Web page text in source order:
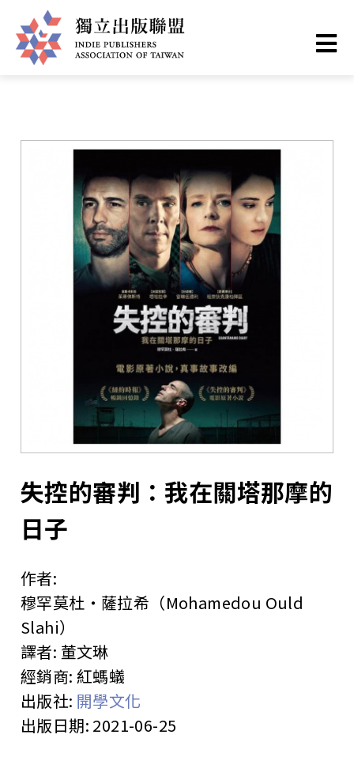
至
主
立
您
裡
首頁 ❯ 書籍一覽
失控的審判：我在關塔那摩的
日子
作者:
穆罕莫杜‧薩拉希（Mohamedou Ould
Slahi）
譯者: 董文琳
經銷商: 紅螞蟻
出版社: 開學文化
出版日期: 2021-06-25